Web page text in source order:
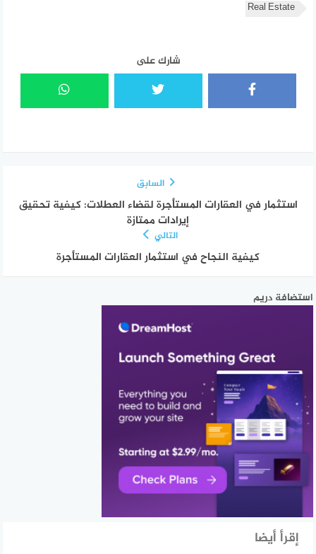
Real Estate
شارك على
السابق
استثمار في العقارات المستأجرة لقضاء العطلات: كيفية تحقيق
إيرادات ممتازة
التالي
كيفية النجاح في استثمار العقارات المستأجرة
استضافة دريم
إقرأ أيضا